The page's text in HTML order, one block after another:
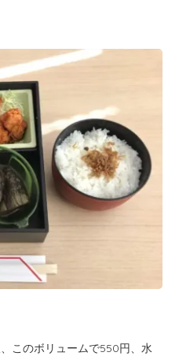
、このボリュームで550円、水